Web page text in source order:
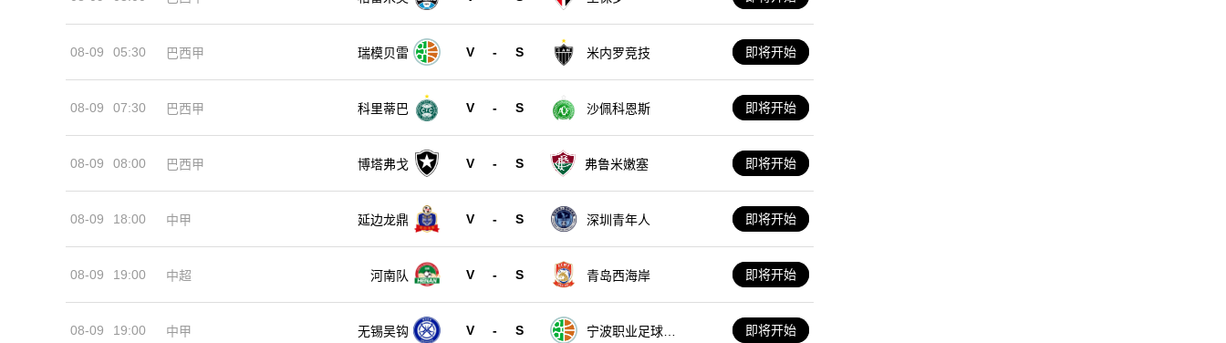
08-09 05:30 巴西甲 瑞模贝雷 V - S 米内罗竞技 即将开始
08-09 07:30 巴西甲 科里蒂巴 V - S 沙佩科恩斯 即将开始
08-09 08:00 巴西甲 博塔弗戈 V - S 弗鲁米嫩塞 即将开始
08-09 18:00 中甲 延边龙鼎 V - S 深圳青年人 即将开始
08-09 19:00 中超 河南队 V - S 青岛西海岸 即将开始
08-09 19:00 中甲 无锡吴钩 V - S
宁波职业足球俱
即将开始